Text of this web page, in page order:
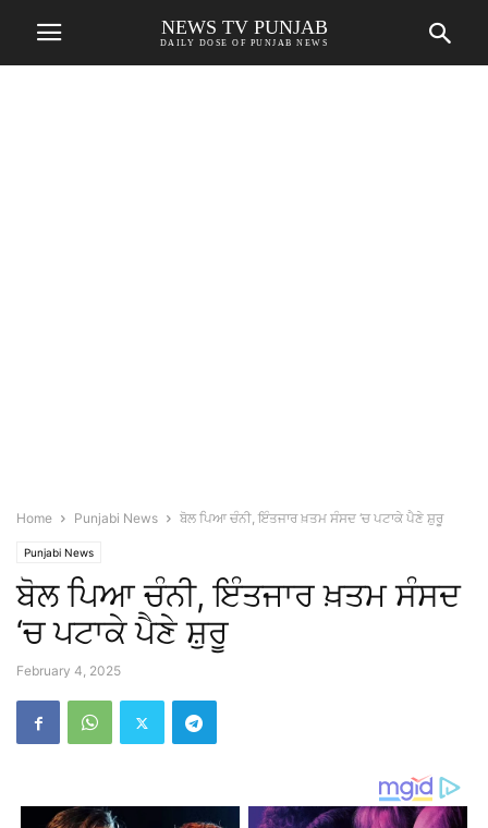
NEWS TV PUNJAB
DAILY DOSE OF PUNJAB NEWS
Home Punjabi News ਬੋਲ ਪਿਆ ਚੰਨੀ, ਇੰਤਜਾਰ ਖ਼ਤਮ ਸੰਸਦ ‘ਚ ਪਟਾਕੇ ਪੈਣੇ ਸ਼ੁਰੂ
Punjabi News
ਬੋਲ ਪਿਆ ਚੰਨੀ, ਇੰਤਜਾਰ ਖ਼ਤਮ ਸੰਸਦ
‘ਚ ਪਟਾਕੇ ਪੈਣੇ ਸ਼ੁਰੂ
February 4, 2025